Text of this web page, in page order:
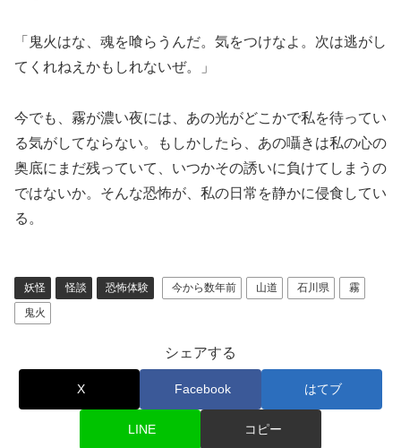
「鬼火はな、魂を喰らうんだ。気をつけなよ。次は逃がし
てくれねえかもしれないぜ。」
今でも、霧が濃い夜には、あの光がどこかで私を待ってい
る気がしてならない。もしかしたら、あの囁きは私の心の
奥底にまだ残っていて、いつかその誘いに負けてしまうの
ではないか。そんな恐怖が、私の日常を静かに侵食してい
る。
妖怪 怪談 恐怖体験 今から数年前 山道 石川県
霧
鬼火
シェアする
X Facebook はてブ
LINE コピー